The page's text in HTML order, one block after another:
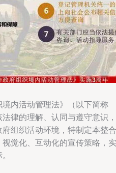
内活动管理法》（以下简称
律的理解、认同与遵守意识，
组织活动环境，特制定本整合
觉化、互动化的宣传策略，实